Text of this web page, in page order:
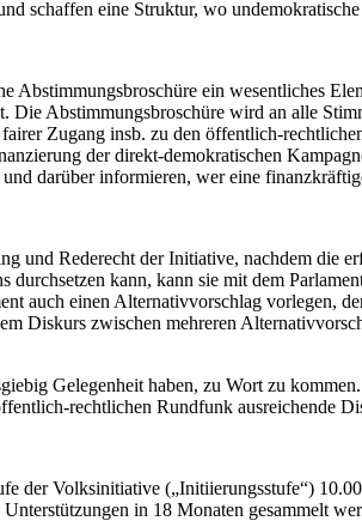
schaffen eine Struktur, wo
ein wesentliches
Abstimmungsbroschüre wird an alle
Zugang insb. zu den öffentlich-
der direkt-demokratischen
darüber informieren, wer eine
und Rederecht der Initiative, nachdem die
kann, kann sie mit dem
auch einen Alternativvorschlag vorlegen,
Diskurs zwischen mehreren
Gelegenheit haben, zu Wort zu
rechtlichen Rundfunk ausreichende
Volksinitiative („Initiierungsstufe“)
in 18 Monaten gesammelt